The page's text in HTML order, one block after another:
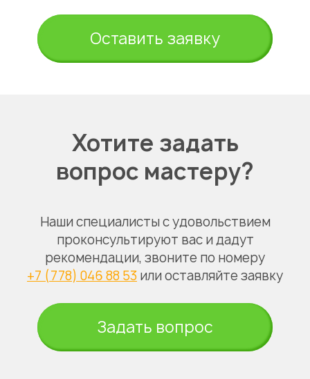
Оставить заявку
Хотите задать
вопрос мастеру?
Наши специалисты с удовольствием
проконсультируют вас и дадут
рекомендации, звоните по номеру
+7 (778) 046 88 53 или оставляйте заявку
Задать вопрос